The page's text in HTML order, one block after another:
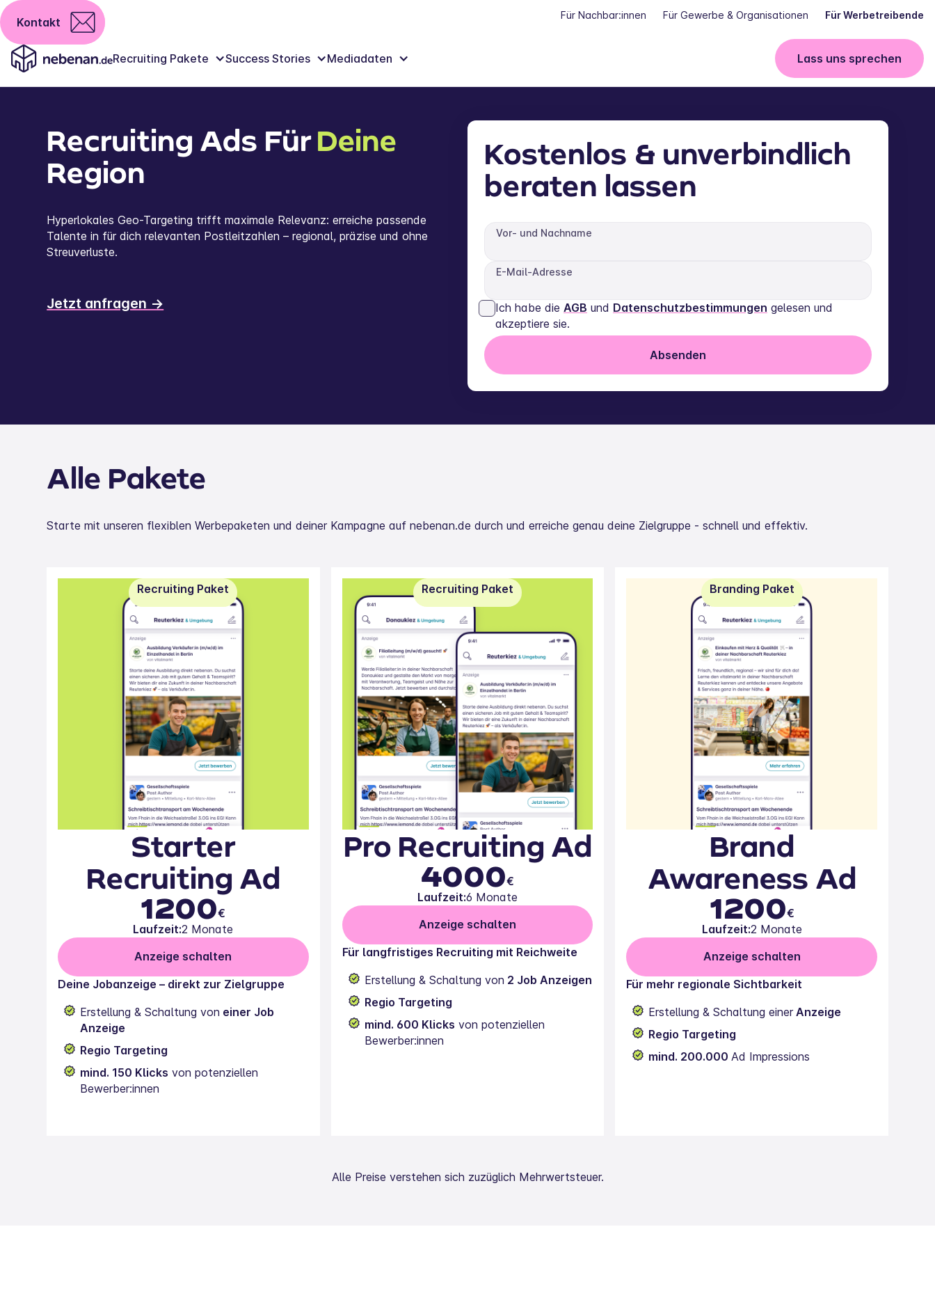
Kontakt Für Nachbar:innen Für Gewerbe & Organisationen Für Werbetreibende
Recruiting Pakete Success Stories Mediadaten Lass uns sprechen
Recruiting Ads FürDeine
Region
Hyperlokales Geo-Targeting trifft maximale Relevanz: erreiche passende
Talente in für dich relevanten Postleitzahlen – regional, präzise und ohne
Streuverluste.
Jetzt anfragen ->
Kostenlos & unverbindlich
beraten lassen
Vor- und Nachname
E-Mail-Adresse
Ich habe die AGB und Datenschutzbestimmungen gelesen und
akzeptiere sie.
Alle Pakete
Starte mit unseren flexiblen Werbepaketen und deiner Kampagne auf nebenan.de durch und erreiche genau deine Zielgruppe - schnell und effektiv.
Recruiting Paket
Starter
Recruiting Ad
1200€
Laufzeit:2 Monate
Anzeige schalten
Deine Jobanzeige – direkt zur Zielgruppe
Erstellung & Schaltung von einer Job
Anzeige
Regio Targeting
mind. 150 Klicks von potenziellen
Bewerber:innen
Recruiting Paket
Pro Recruiting Ad
4000€
Laufzeit:6 Monate
Anzeige schalten
Für langfristiges Recruiting mit Reichweite
Erstellung & Schaltung von 2 Job Anzeigen
Regio Targeting
mind. 600 Klicks von potenziellen
Bewerber:innen
Branding Paket
Brand
Awareness Ad
1200€
Laufzeit:2 Monate
Anzeige schalten
Für mehr regionale Sichtbarkeit
Erstellung & Schaltung einerAnzeige
Regio Targeting
mind. 200.000 Ad Impressions
Alle Preise verstehen sich zuzüglich Mehrwertsteuer.